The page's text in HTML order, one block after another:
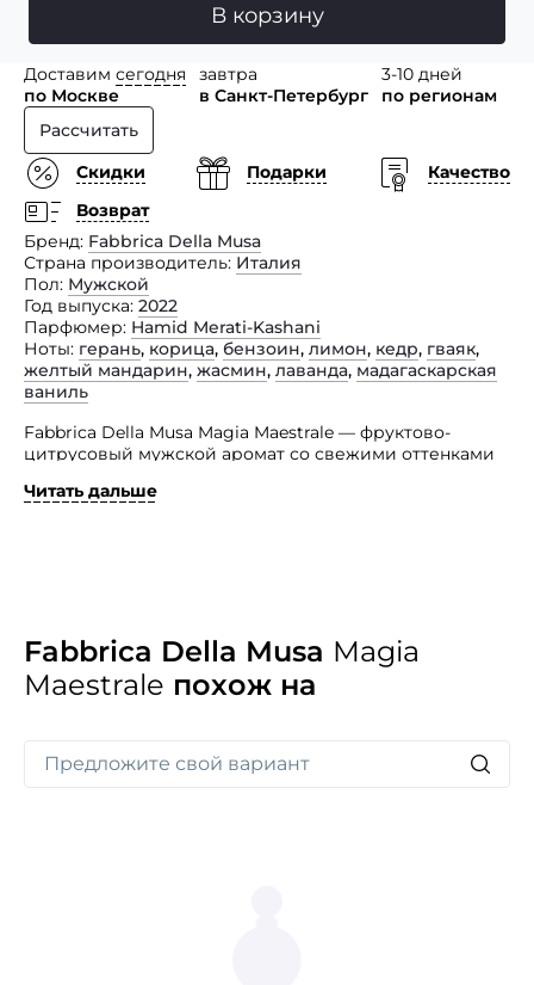
В корзину
Доставим сегодня
по Москве
завтра
в Санкт-Петербург
3-10 дней
по регионам
Рассчитать
Скидки
Подарки
Качество
Возврат
Бренд Fabbrica Della Musa
Страна производитель Италия
Пол Мужской
Год выпуска 2022
Парфюмер Hamid Merati-Kashani
Ноты герань, корица, бензоин, лимон, кедр, гваяк,
желтый мандарин, жасмин, лаванда, мадагаскарская
ваниль
Fabbrica Della Musa Magia Maestrale — фруктово-
цитрусовый мужской аромат со свежими оттенками
вы вдыхаете морской воздух, о том, что вы ощущаете
Magia Maestrale, сквозь призму цитрусовых нот
с лавандой, жасмином, древесными оттенками
и ванилью.
Читать дальше
Fabbrica Della Musa Magia
Maestrale похож на